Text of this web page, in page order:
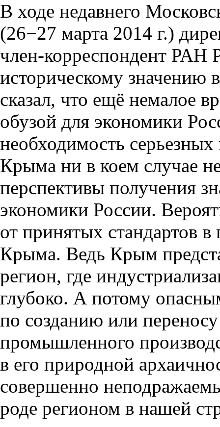
В ходе недавнего
(26−27 марта 2014 г.)
член-корреспондент РАН
историческому значению
сказал, что ещё немалое
обузой для экономики
необходимость
Крыма ни в коем случае
перспективы получения
экономики России.
от принятых стандартов
Крыма. Ведь Крым
регион, где
глубоко. А потому
по созданию или
промышленного
в его природной
совершенно
роде регионом в нашей